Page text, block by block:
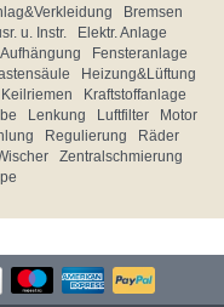
Bremsen
u. Instr.
Elektr. Anlage
Fensteranlage
Heizung&Lüftung
Keilriemen
Kraftstoffanlage
Lenkung Luftfilter
Motor
Regulierung
Räder
Zentralschmierung